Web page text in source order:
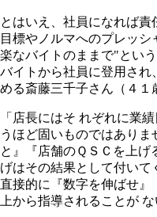
とはいえ、社員になれば
目標やノルマへのプレッ
楽なバイトのままで"とい
バイトから社員に登用され
める斎藤三千子さん（４１
「店長にはそ れぞれに業
うほど固いものではあり
と』『店舗のＱＳＣを上げ
げはその結果として付いて
直接的に『数字を伸ばせ』
上から指導されることが な